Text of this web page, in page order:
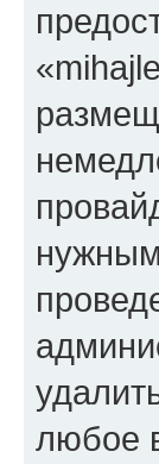
любое